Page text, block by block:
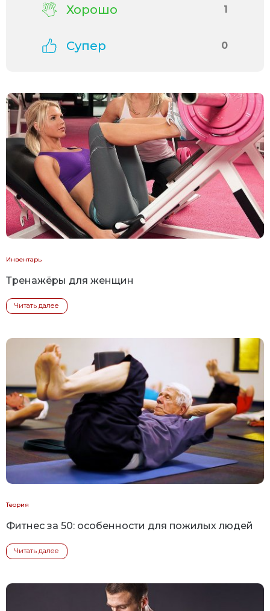
Хорошо 1
Супер 0
Инвентарь
Тренажёры для женщин
Читать далее
Теория
Фитнес за 50: особенности для пожилых людей
Читать далее